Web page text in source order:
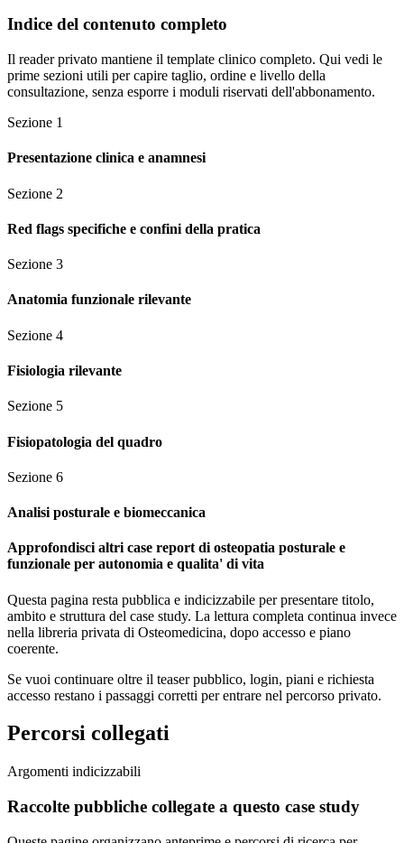
Indice del contenuto completo
Il reader privato mantiene il template clinico completo. Qui vedi le
prime sezioni utili per capire taglio, ordine e livello della
consultazione, senza esporre i moduli riservati dell'abbonamento.
Sezione 1
Presentazione clinica e anamnesi
Sezione 2
Red flags specifiche e confini della pratica
Sezione 3
Anatomia funzionale rilevante
Sezione 4
Fisiologia rilevante
Sezione 5
Fisiopatologia del quadro
Sezione 6
Analisi posturale e biomeccanica
Approfondisci altri case report di osteopatia posturale e
funzionale per autonomia e qualita' di vita
Questa pagina resta pubblica e indicizzabile per presentare titolo,
ambito e struttura del case study. La lettura completa continua invece
nella libreria privata di Osteomedicina, dopo accesso e piano
coerente.
Se vuoi continuare oltre il teaser pubblico, login, piani e richiesta
accesso restano i passaggi corretti per entrare nel percorso privato.
Percorsi collegati
Argomenti indicizzabili
Raccolte pubbliche collegate a questo case study